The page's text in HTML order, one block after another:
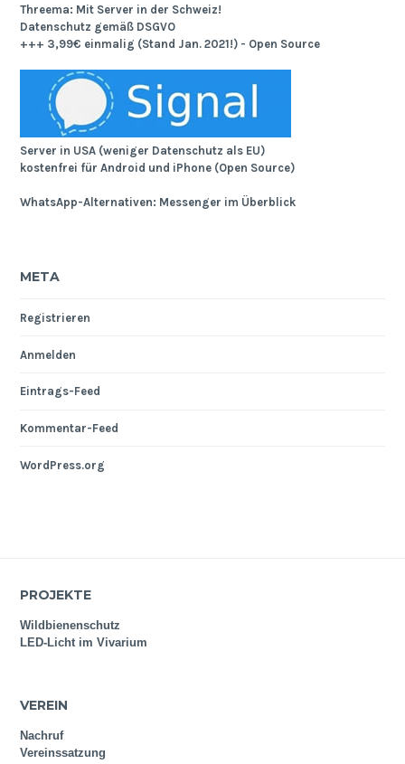
Threema: Mit Server in der Schweiz!
Datenschutz gemäß DSGVO
+++ 3,99€ einmalig (Stand Jan. 2021!) - Open Source
Server in USA (weniger Datenschutz als EU)
kostenfrei für Android und iPhone (Open Source)
WhatsApp-Alternativen: Messenger im Überblick
META
Registrieren
Anmelden
Eintrags-Feed
Kommentar-Feed
WordPress.org
PROJEKTE
Wildbienenschutz
LED-Licht im Vivarium
VEREIN
Nachruf
Vereinssatzung